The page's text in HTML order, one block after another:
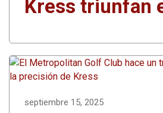
Kress triunfan
septiembre 15, 2025